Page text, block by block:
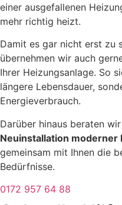
einer ausgefallenen
mehr richtig heizt.
Damit es gar nicht erst zu
übernehmen wir auch
Ihrer Heizungsanlage. So
längere Lebensdauer,
Energieverbrauch.
Darüber hinaus beraten
Neuinstallation moderner
gemeinsam mit Ihnen die
Bedürfnisse.
0172 957 64 88